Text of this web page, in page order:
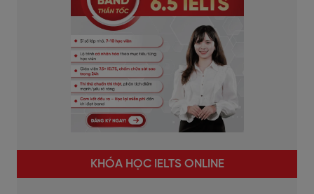
KHÓA HỌC IELTS ONLINE